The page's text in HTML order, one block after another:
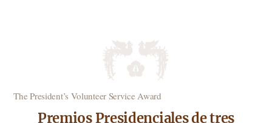
The President’s Volunteer Service Award
Premios Presidenciales de tres